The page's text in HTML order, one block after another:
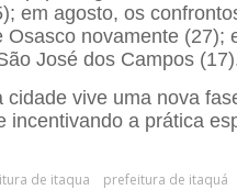
em agosto, os
novamente (27);
José dos Campos
vive uma nova
incentivando a prática
de itaqua prefeitura de itaquá